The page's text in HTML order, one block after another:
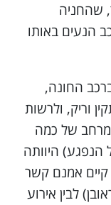
שהחניה
הנעים באותו
החונה,
וריק, ולרשות
מרחב של כמה
הנפגע) היוותה
אמנם קשר
לבין אירוע